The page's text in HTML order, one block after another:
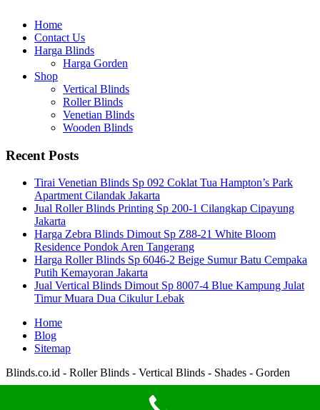
Home
Contact Us
Harga Blinds
Harga Gorden
Shop
Vertical Blinds
Roller Blinds
Venetian Blinds
Wooden Blinds
Recent Posts
Tirai Venetian Blinds Sp 092 Coklat Tua Hampton’s Park
Apartment Cilandak Jakarta
Jual Roller Blinds Printing Sp 200-1 Cilangkap Cipayung
Jakarta
Harga Zebra Blinds Dimout Sp Z88-21 White Bloom
Residence Pondok Aren Tangerang
Harga Roller Blinds Sp 6046-2 Beige Sumur Batu Cempaka
Putih Kemayoran Jakarta
Jual Vertical Blinds Dimout Sp 8007-4 Blue Kampung Julat
Timur Muara Dua Cikulur Lebak
Home
Blog
Sitemap
Blinds.co.id - Roller Blinds - Vertical Blinds - Shades - Gorden